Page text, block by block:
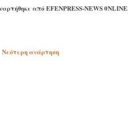
από EFENPRESS-NEWS 0NLINE
Νεότερη ανάρτηση